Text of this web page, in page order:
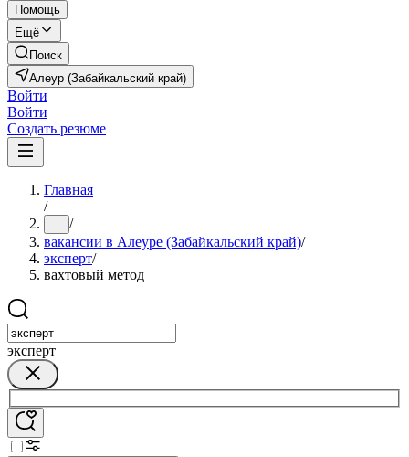
Помощь
Ещё
Поиск
Алеур (Забайкальский край)
Войти
Войти
Создать резюме
Главная
/
... /
вакансии в Алеуре (Забайкальский край)/
эксперт/
вахтовый метод
эксперт